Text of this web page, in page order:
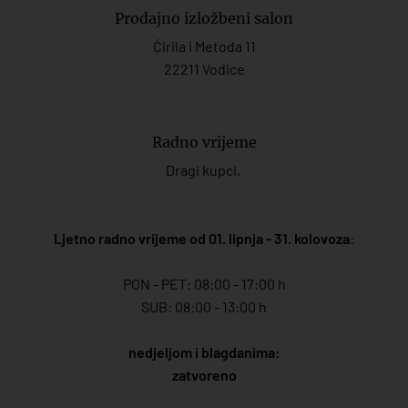
Prodajno izložbeni salon
Ćirila i Metoda 11
22211 Vodice
Radno vrijeme
Dragi kupci,
Ljetno radno vrijeme od 01. lipnja - 31. kolovoza:
PON - PET: 08:00 - 17:00 h
SUB: 08:00 - 13:00 h
nedjeljom i blagdanima:
zatvoreno